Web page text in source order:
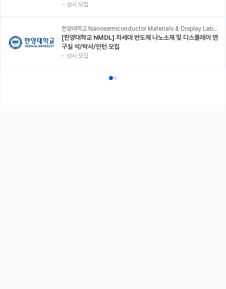
~ 상시 모집
한양대학교 Nanosemiconductor Materials & Display Laboratory
[한양대학교 NMDL] 차세대 반도체 나노소재 및 디스플레이 연
구실 석/박사/인턴 모집
~ 상시 모집